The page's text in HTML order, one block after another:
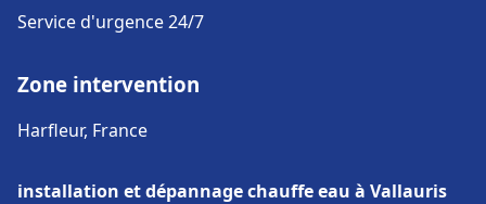
Service d'urgence 24/7
Zone intervention
Harfleur, France
installation et dépannage chauffe eau à Vallauris